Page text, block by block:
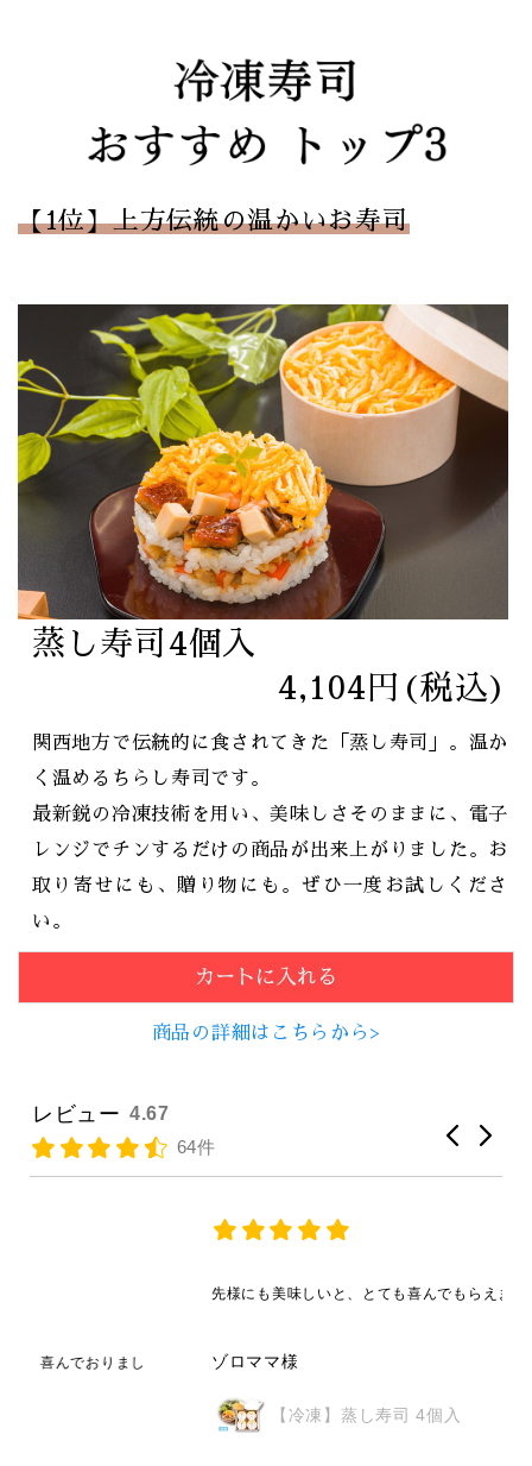
【1位】上方伝統の温かいお寿司
蒸し寿司4個入
4,104円(税込)
関西地方で伝統的に食されてきた「蒸し寿司」。温か
く温めるちらし寿司です。
最新鋭の冷凍技術を用い、美味しさそのままに、電子
レンジでチンするだけの商品が出来上がりました。お
取り寄せにも、贈り物にも。ぜひ一度お試しくださ
い。
商品の詳細はこちらから>
レビュー 4.67
64件
先様にも美味しいと、とても喜んでもらえました。
ゾロママ様
【冷凍】蒸し寿司 4個入